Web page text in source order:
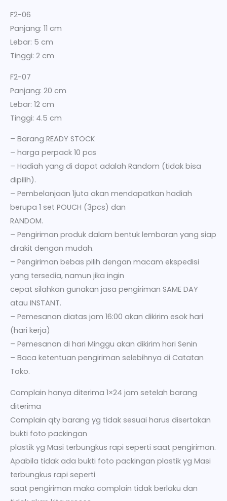
F2-06
Panjang: 11 cm
Lebar: 5 cm
Tinggi: 2 cm
F2-07
Panjang: 20 cm
Lebar: 12 cm
Tinggi: 4.5 cm
– Barang READY STOCK
– harga perpack 10 pcs
– Hadiah yang di dapat adalah Random (tidak bisa
dipilih).
– Pembelanjaan 1juta akan mendapatkan hadiah
berupa 1 set POUCH (3pcs) dan
RANDOM.
– Pengiriman produk dalam bentuk lembaran yang siap
dirakit dengan mudah.
– Pengiriman bebas pilih dengan macam ekspedisi
yang tersedia, namun jika ingin
cepat silahkan gunakan jasa pengiriman SAME DAY
atau INSTANT.
– Pemesanan diatas jam 16:00 akan dikirim esok hari
(hari kerja)
– Pemesanan di hari Minggu akan dikirim hari Senin
– Baca ketentuan pengiriman selebihnya di Catatan
Toko.
Complain hanya diterima 1×24 jam setelah barang
diterima
Complain qty barang yg tidak sesuai harus disertakan
bukti foto packingan
plastik yg Masi terbungkus rapi seperti saat pengiriman.
Apabila tidak ada bukti foto packingan plastik yg Masi
terbungkus rapi seperti
saat pengiriman maka complain tidak berlaku dan